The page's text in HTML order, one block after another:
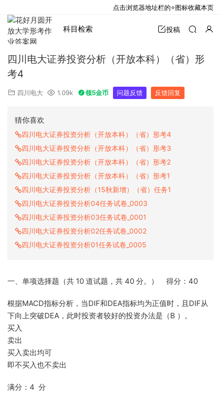
科目检索 投稿
四川电大证券投资分析（开放本科）（省）形
考4
四川电大 1.09k 领5金币 问题反馈 反馈回复
猜你喜欢
四川电大证券投资分析（开放本科）（省）形考4
四川电大证券投资分析（开放本科）（省）形考3
四川电大证券投资分析（开放本科）（省）形考2
四川电大证券投资分析（开放本科）（省）形考1
四川电大证券投资分析（15秋新增）（省）任务1
四川电大证券投资分析04任务试卷_0003
四川电大证券投资分析03任务试卷_0001
四川电大证券投资分析02任务试卷_0002
四川电大证券投资分析01任务试卷_0005
一、单项选择题（共 10 道试题，共 40 分。） 得分：40
根据MACD指标分析，当DIF和DEA指标均为正值时，且DIF从
下向上突破DEA，此时投资者较好的投资办法是（B ）。
买入
卖出
买入卖出均可
即不买入也不卖出
满分：4 分
点击浏览器地址栏的⭐图标收藏本页